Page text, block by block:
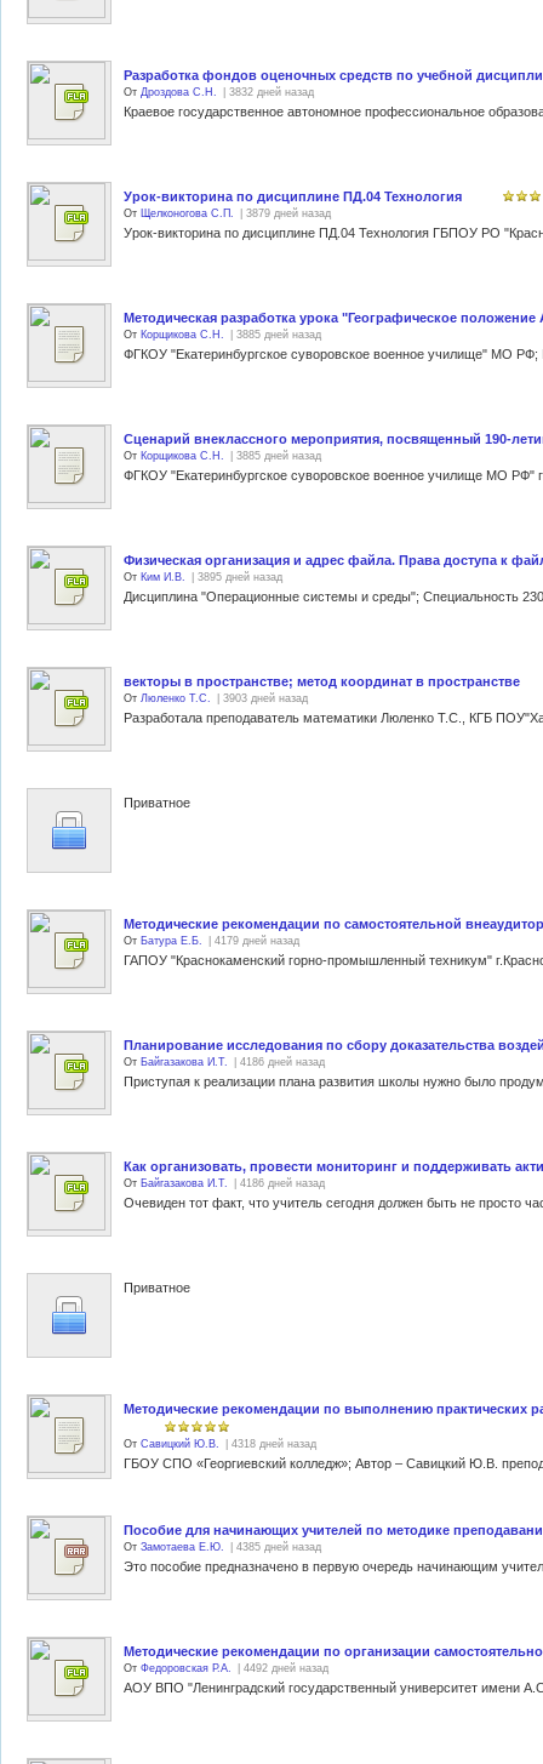
Разработка фондов оценочных средств по учебной
От Дроздова С.Н. | 3832 дней назад
Урок-викторина по дисциплине ПД.04 Технология
От Щелконогова С.П. | 3879 дней назад
Методическая разработка урока "Географическое
От Корщикова С.Н. | 3885 дней назад
Сценарий внеклассного мероприятия, посвященный 190-
От Корщикова С.Н. | 3885 дней назад
Физическая организация и адрес файла. Права доступа к
От Ким И.В. | 3895 дней назад
векторы в пространстве; метод координат в пространстве
От Люленко Т.С. | 3903 дней назад
Приватное
Методические рекомендации по самостоятельной
От Батура Е.Б. | 4179 дней назад
Планирование исследования по сбору доказательства
От Байгазакова И.Т. | 4186 дней назад
Как организовать, провести мониторинг и поддерживать
От Байгазакова И.Т. | 4186 дней назад
Приватное
Методические рекомендации по выполнению практических
От Савицкий Ю.В. | 4318 дней назад
Пособие для начинающих учителей по методике
От Замотаева Е.Ю. | 4385 дней назад
Методические рекомендации по организации
От Федоровская Р.А. | 4492 дней назад